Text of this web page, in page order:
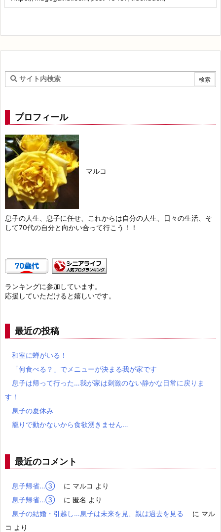
プロフィール
マルコ
息子の人生、息子に任せ、これからは自分の人生、日々の生活、そ
して70代の自分と向かい合って行こう！！
ランキングに参加しています。
応援していただけると嬉しいです。
最近の投稿
和室に蝉がいる！
「何食べる？」でメニューが決まる我が家です
息子は帰って行った…我が家は刺激のない静かな日常に戻りま
す！
息子の夏休み
籠りで動かないから食欲湧きません…
最近のコメント
息子帰省…③ に マルコ より
息子帰省…③
に 匿名 より
息子の結婚・引越し…息子は未来を見、親は過去を見る
に マル
コ より